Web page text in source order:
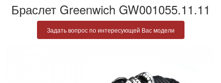
Браслет Greenwich GW001055.11.11
Задать вопрос по интересующей Вас модели